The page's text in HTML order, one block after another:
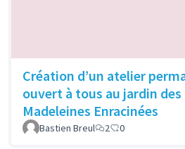
Création d’un atelier
ouvert à tous au jardin des
Madeleines Enracinées
Bastien Breul 2 0